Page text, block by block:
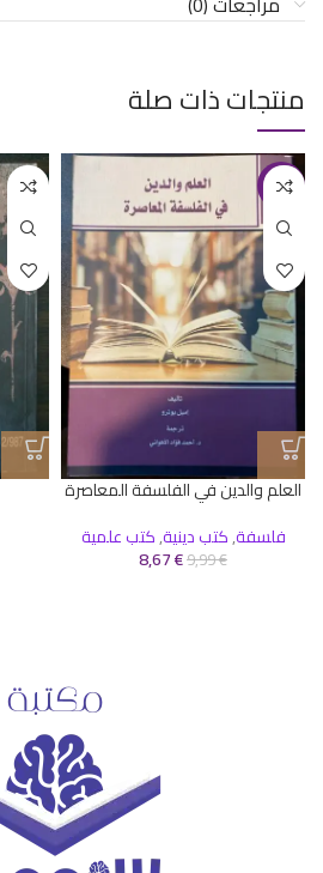
منتجات ذات صلة
-13%
العلم والدين في الفلسفة المعاصرة
فلسفة,كتب دينية,كتب علمية
9,99€
8,67€